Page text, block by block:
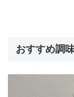
おすすめ調